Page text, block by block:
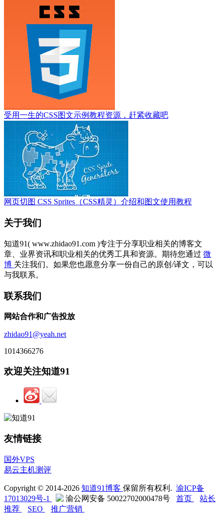
受用一生的CSS图文示例教程资源，赶紧收藏吧
网页切图 CSS Sprites（CSS精灵）介绍和图文使用教程
关于我们
知道91( www.zhidao91.com )专注于分享职业相关的博客文
章、业界资讯和职业相关的优秀工具和资源。期待您通过 微
博 关注我们。如果您也愿意分享一份自己的原创/译文，可以
与我联系。
联系我们
网站合作和广告投放
zhidao91@yeah.net
1014366276
欢迎关注知道91
友情链接
国外VPS
易云主机测评
Copyright © 2014-2026 知道91博客 保留所有权利. 渝ICP备
17013029号-1
渝公网安备 50022702000478号 首页
站长
推荐
SEO 推广营销